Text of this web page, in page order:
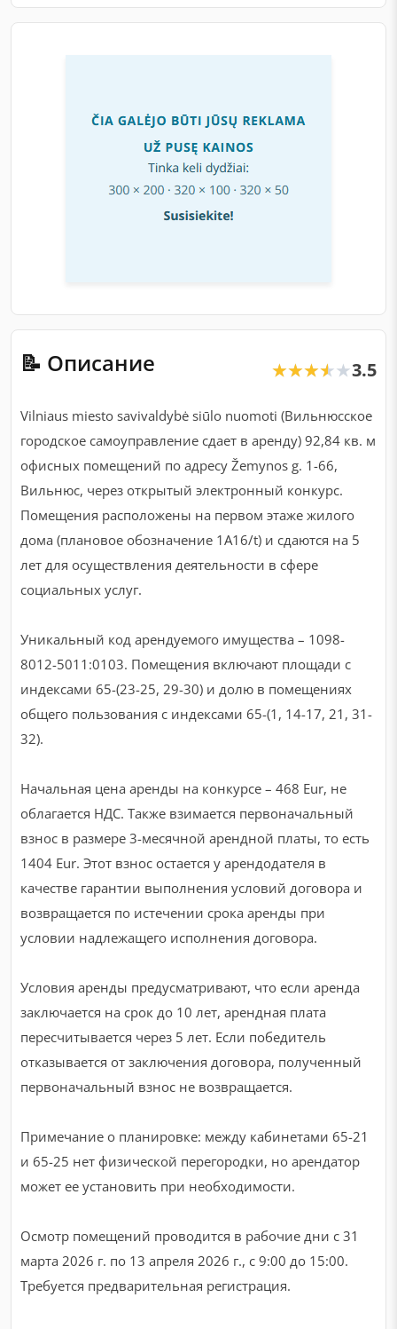
📝 Описание ★★★★★
★★★★★3.5
Vilniaus miesto savivaldybė siūlo nuomoti (Вильнюсское
городское самоуправление сдает в аренду) 92,84 кв. м
офисных помещений по адресу Žemynos g. 1-66,
Вильнюс, через открытый электронный конкурс.
Помещения расположены на первом этаже жилого
дома (плановое обозначение 1A16/t) и сдаются на 5
лет для осуществления деятельности в сфере
социальных услуг.
Уникальный код арендуемого имущества – 1098-
8012-5011:0103. Помещения включают площади с
индексами 65-(23-25, 29-30) и долю в помещениях
общего пользования с индексами 65-(1, 14-17, 21, 31-
32).
Начальная цена аренды на конкурсе – 468 Eur, не
облагается НДС. Также взимается первоначальный
взнос в размере 3-месячной арендной платы, то есть
1404 Eur. Этот взнос остается у арендодателя в
качестве гарантии выполнения условий договора и
возвращается по истечении срока аренды при
условии надлежащего исполнения договора.
Условия аренды предусматривают, что если аренда
заключается на срок до 10 лет, арендная плата
пересчитывается через 5 лет. Если победитель
отказывается от заключения договора, полученный
первоначальный взнос не возвращается.
Примечание о планировке: между кабинетами 65-21
и 65-25 нет физической перегородки, но арендатор
может ее установить при необходимости.
Осмотр помещений проводится в рабочие дни с 31
марта 2026 г. по 13 апреля 2026 г., с 9:00 до 15:00.
Требуется предварительная регистрация.